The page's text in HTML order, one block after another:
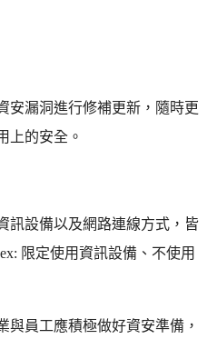
安漏洞進行修補更新，隨時更
上的安全。
訊設備以及網路連線方式，皆
限定使用資訊設備、不使用
與員工應積極做好資安準備，